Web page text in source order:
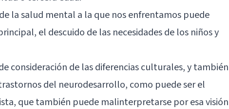
la salud mental a la que nos enfrentamos puede
el descuido de las necesidades de los niños y
consideración de las diferencias culturales, y también
del neurodesarrollo, como puede ser el
que también puede malinterpretarse por esa visión